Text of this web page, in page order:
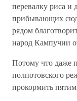
перевалку риса и
прибывающих
рядом
народ Кампучии
Потому что даже
полпотовского
прокормить